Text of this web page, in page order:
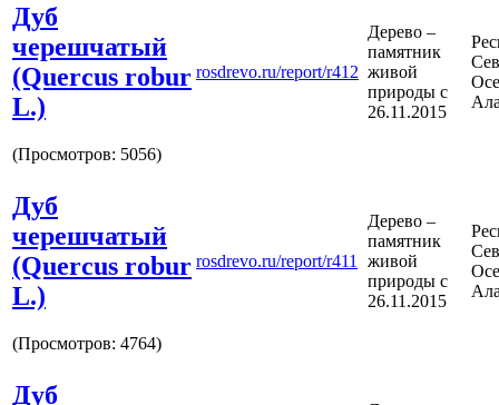
Дуб
черешчатый
(Quercus robur
L.)
(Просмотров: 5056)
rosdrevo.ru/report/r412
Дерево –
памятник
живой
природы с
26.11.2015
Дуб
черешчатый
(Quercus robur
L.)
(Просмотров: 4764)
rosdrevo.ru/report/r411
Дерево –
памятник
живой
природы с
26.11.2015
Дуб